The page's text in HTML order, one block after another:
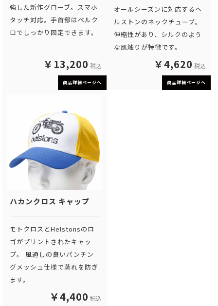
強した新作グローブ。スマホ
タッチ対応。手首部はベルク
ロでしっかり固定できます。
￥13,200 税込
商品詳細ページへ
オールシーズンに対応するヘ
ルストンのネックチューブ。
伸縮性があり、シルクのよう
な肌触りが特徴です。
￥4,620 税込
商品詳細ページへ
ハカンクロス キャップ
モトクロスとHelstonsのロ
ゴがプリントされたキャッ
プ。 風通しの良いパンチン
グメッシュ仕様で蒸れを防ぎ
ます。
￥4,400 税込